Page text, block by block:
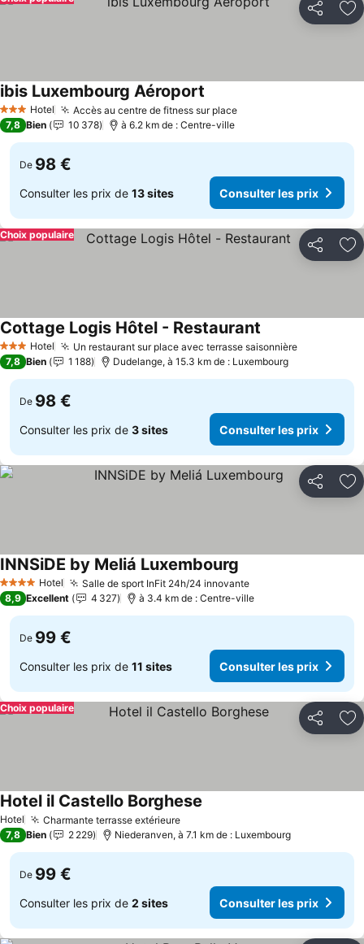
Partager
3 ÉtoilesHotel Accès au centre de fitness sur placeConsulter les prix
ibis Luxembourg Aéroport
7,8 Bien 10 378 à 6.2 km de : Centre-ville
De 98 €
Consulter les prix de 13 sites Consulter les prix
Partager
Choix populaire
3 ÉtoilesHotel Un restaurant sur place avec terrasse saisonnièreConsulter
Cottage Logis Hôtel - Restaurant
7,8 Bien 1 188 Dudelange, à 15.3 km de : Luxembourg
De 98 €
Consulter les prix de 3 sites Consulter les prix
Partager
4 Étoiles Hotel Salle de sport InFit 24h/24 innovanteConsulter les prix
INNSiDE by Meliá Luxembourg
8,9 Excellent 4 327 à 3.4 km de : Centre-ville
De 99 €
Consulter les prix de 11 sites Consulter les prix
Partager
Choix populaire
Hotel Charmante terrasse extérieureConsulter les prix
Hotel il Castello Borghese
7,8 Bien 2 229 Niederanven, à 7.1 km de : Luxembourg
De 99 €
Consulter les prix de 2 sites Consulter les prix